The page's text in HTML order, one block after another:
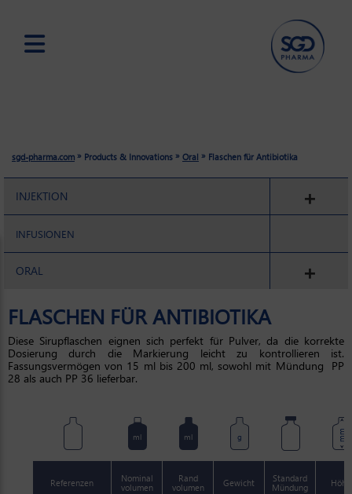
sgd-pharma.com » Products & Innovations » Oral » Flaschen für Antibiotika
INJEKTION
INFUSIONEN
ORAL
FLASCHEN FÜR ANTIBIOTIKA
Diese Sirupflaschen eignen sich perfekt für Pulver, da die korrekte
Dosierung durch die Markierung leicht zu kontrollieren ist.
Fassungsvermögen von 15 ml bis 200 ml, sowohl mit Mündung PP
28 als auch PP 36 lieferbar.
ml ml g mm
Referenzen
Nominal
volumen
Rand
volumen
Gewicht
Standard
Mündung
Höhe